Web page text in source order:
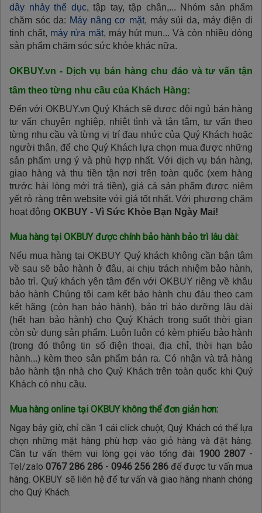
dây nhảy thể dục, tập tay, tập chân,... Nhóm sản phẩm
chăm sóc da: Máy nâng cơ mặt, máy sủi da, máy điện di
tinh chất, máy rửa mặt, máy hút mụn... Và còn nhiều dòng
sản phẩm chăm sóc sức khỏe khác nữa.
OKBUY.vn - Dịch vụ bán hàng chu đáo và tư vấn tận
tâm theo từng nhu cầu của Khách Hàng:
Đến với OKBUY.vn Quý Khách sẽ được đội ngủ bán hàng
tư vấn chuyên nghiệp, nhiệt tình và tận tâm, tư vấn theo
từng nhu cầu và từng vị trí đau nhức của Quý Khách hoặc
người thân, để cho Quý Khách lựa chọn mua được những
sản phẩm ưng ý và phù hợp nhất. Với dịch vụ bán hàng,
giao hàng và thu tiền tận nơi trên toàn quốc (xem hàng
trước hài lòng mới trả tiền), giá cả sản phẩm được niêm
yết rỏ ràng trên website với giá tốt nhất. Với phương chăm
hoạt động OKBUY - Vì Sức Khỏe Bạn Ngày Mai!
Mua hàng tại OKBUY được chính bảo hành bảo trì lâu dài:
Nếu mua hàng tại OKBUY Quý khách không cần bận tâm
về sau sẽ bảo hành ở đâu, ai chịu trách nhiệm bảo hành,
bảo trì. Quý khách yên tâm đến với OKBUY riêng về khâu
bảo hành Chúng tôi cam kết bảo hành chu đáu theo cam
kết hãng (còn hạn bảo hành), bảo trì bảo dưỡng lâu dài
(hết hạn bảo hành) cho Quý Khách trong suốt thời gian
còn sử dụng sản phẩm. Luôn luôn có kèm phiếu bảo hành
(trong đó thông tin số điện thoại, địa chỉ, thời hạn bảo
hành...) kèm theo sản phẩm bán ra. Có nhận và trả hàng
bảo hành tận nhà cho Quý Khách trên toàn quốc khi Quý
Khách có nhu cầu.
Mua hàng online tại OKBUY không thể đơn giản hơn:
Ngay bây giờ, chỉ cần 1 cái click chuột, Quý Khách có thể lựa
chọn những mặt hàng phù hợp vào giỏ hàng và đặt hàng.
Cần tư vấn thêm vui lòng gọi vào tổng đài 1900 2807-
Tel/zalo 0767 286 286 - 0946 256 286 để được tư vấn mua
hàng. OKBUY sẽ liên hệ để tư vấn và giao hàng nhanh chóng
cho Quý Khách.